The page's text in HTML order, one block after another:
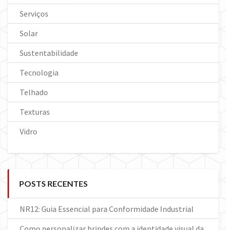
Serviços
Solar
Sustentabilidade
Tecnologia
Telhado
Texturas
Vidro
POSTS RECENTES
NR12: Guia Essencial para Conformidade Industrial